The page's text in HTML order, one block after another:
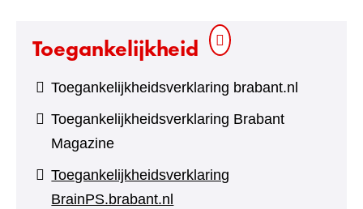
Toegankelijkheid
Toegankelijkheidsverklaring brabant.nl
Toegankelijkheidsverklaring Brabant
Magazine
Toegankelijkheidsverklaring
BrainPS.brabant.nl